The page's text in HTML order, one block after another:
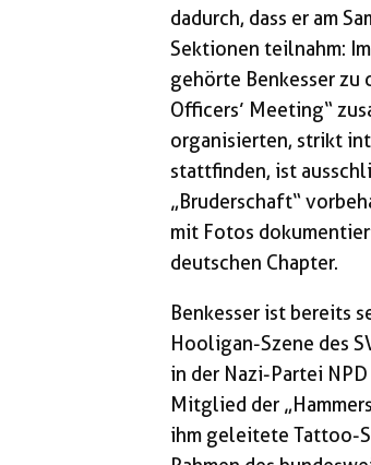
dadurch, dass er am
Sektionen teilnahm:
gehörte Benkesser zu
Officers’ Meeting“
organisierten, strikt
stattfinden, ist
„Bruderschaft“
mit Fotos
deutschen Chapter.
Benkesser ist bereits
Hooligan-Szene des
in der Nazi-Partei
Mitglied der
ihm geleitete Tattoo-